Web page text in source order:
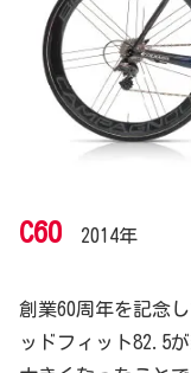
C60 2014年
創業60周年を記念
ッドフィット82.5